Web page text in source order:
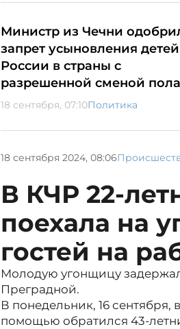
Министр из Чечни
запрет усыновления
России в страны с
разрешенной сменой пола
18 сентября, 07:10Политика
18 сентября 2024, 08:06
В КЧР 22-
поехала на
гостей на
Молодую угонщицу
Преградной.
В понедельник, 16 сентября,
помощью обратился 43-